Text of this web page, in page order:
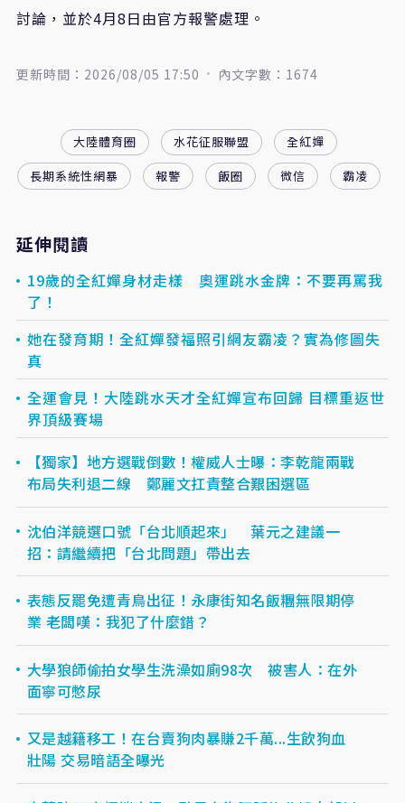
討論，並於4月8日由官方報警處理。
更新時間：2026/08/05 17:50 內文字數：1674
大陸體育圈 水花征服聯盟
全紅嬋
長期系統性網暴
報警 飯圈 微信 霸凌
延伸閱讀
19歲的全紅嬋身材走樣 奧運跳水金牌：不要再罵我
了！
她在發育期！全紅嬋發福照引網友霸凌？實為修圖失
真
全運會見！大陸跳水天才全紅嬋宣布回歸 目標重返世
界頂級賽場
【獨家】地方選戰倒數！權威人士曝：李乾龍兩戰
布局失利退二線 鄭麗文扛責整合艱困選區
沈伯洋競選口號「台北順起來」 葉元之建議一
招：請繼續把「台北問題」帶出去
表態反罷免遭青鳥出征！永康街知名飯糰無限期停
業 老闆嘆：我犯了什麼錯？
大學狼師偷拍女學生洗澡如廁98次 被害人：在外
面寧可憋尿
又是越籍移工！在台賣狗肉暴賺2千萬...生飲狗血
壯陽 交易暗語全曝光